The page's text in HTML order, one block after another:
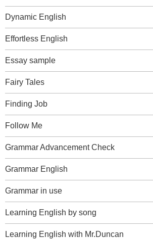
Dynamic English
Effortless English
Essay sample
Fairy Tales
Finding Job
Follow Me
Grammar Advancement Check
Grammar English
Grammar in use
Learning English by song
Learning English with Mr.Duncan